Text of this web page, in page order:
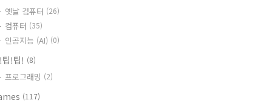
옛날 컴퓨터 (26)
컴퓨터 (35)
인공지능 (AI) (0)
!팁! (8)
프로그래밍 (2)
(117)